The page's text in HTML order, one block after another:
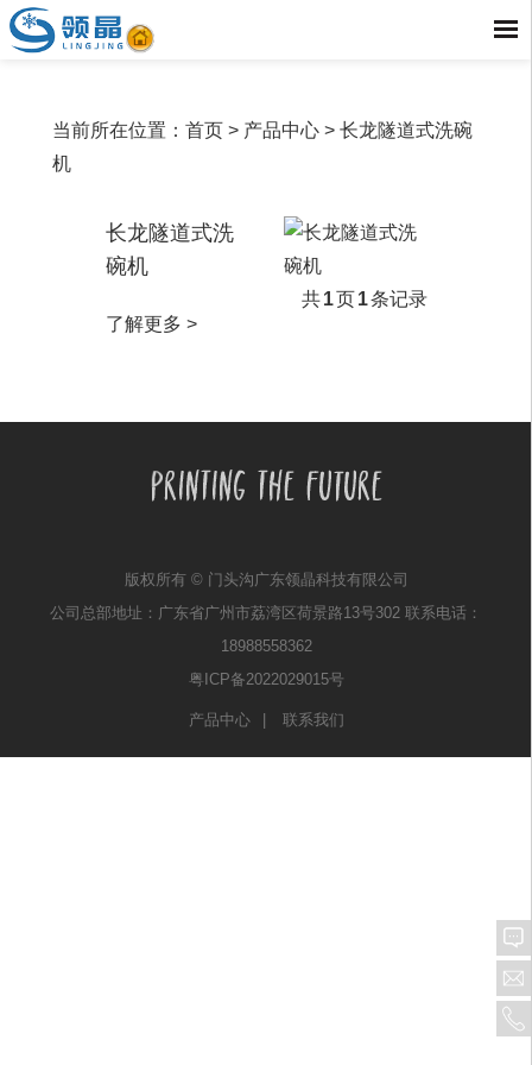
当前所在位置： 首页 > 产品中心 > 长龙隧道式洗碗
机
长龙隧道式洗
碗机
了解更多 >
共 1页 1条记录
版权所有 © 门头沟广东领晶科技有限公司
公司总部地址：广东省广州市荔湾区荷景路13号302 联系电话：
18988558362
粤ICP备2022029015号
产品中心 联系我们